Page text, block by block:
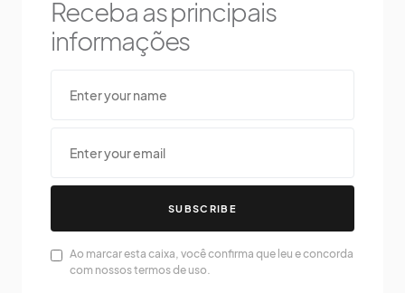
Receba as principais
informações
SUBSCRIBE
Ao marcar esta caixa, você confirma que leu e concorda
com nossos termos de uso.